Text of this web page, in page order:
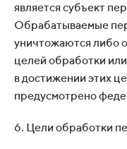
является субъект
Обрабатываемые
уничтожаются либо
целей обработки
в достижении этих
предусмотрено
6. Цели обработки